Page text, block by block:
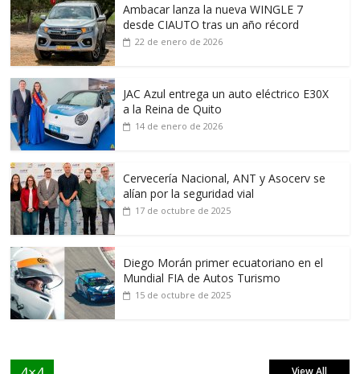
Ambacar lanza la nueva WINGLE 7
desde CIAUTO tras un año récord
22 de enero de 2026
JAC Azul entrega un auto eléctrico E30X
a la Reina de Quito
14 de enero de 2026
Cervecería Nacional, ANT y Asocerv se
alían por la seguridad vial
17 de octubre de 2025
Diego Morán primer ecuatoriano en el
Mundial FIA de Autos Turismo
15 de octubre de 2025
View All